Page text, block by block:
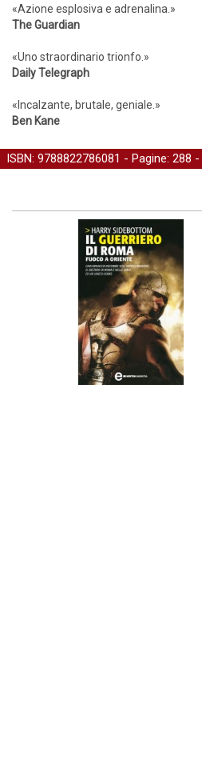
«Azione esplosiva e adrenalina.»
The Guardian
«Uno straordinario trionfo.»
Daily Telegraph
«Incalzante, brutale, geniale.»
Ben Kane
ISBN: 9788822786081 - Pagine: 288 -